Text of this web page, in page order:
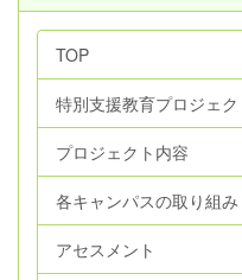
TOP
特別支援教育プロジェ
プロジェクト内容
各キャンパスの取り組み
アセスメント